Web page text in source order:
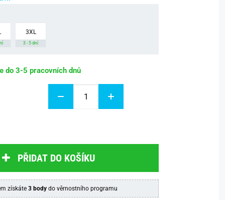
3XL
3 - 5 dní
do 3-5 pracovních dnů
PŘIDAT DO KOŠÍKU
získáte 3 bodydo věrnostního programu